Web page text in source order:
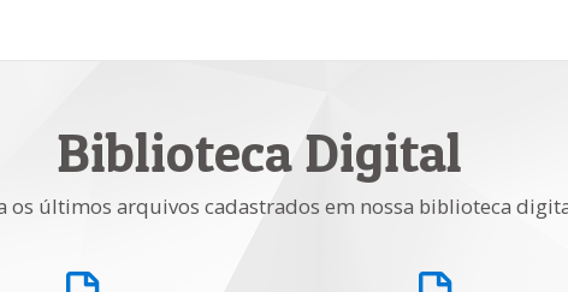
Biblioteca Digital
os últimos arquivos cadastrados em nossa biblioteca